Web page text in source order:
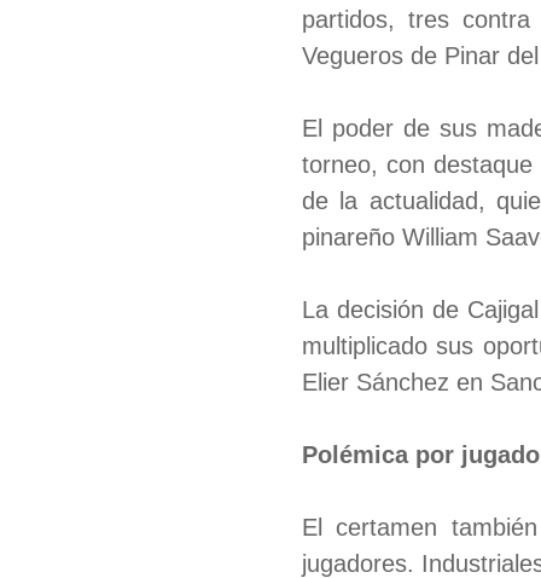
partidos, tres
Vegueros de Pinar
El poder de sus
torneo, con
de la actualidad,
pinareño William
La decisión de
multiplicado sus
Elier Sánchez en
Polémica por
El certamen
jugadores.